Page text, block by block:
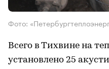
Фото:
Всего в Тихвине на
установлено 25